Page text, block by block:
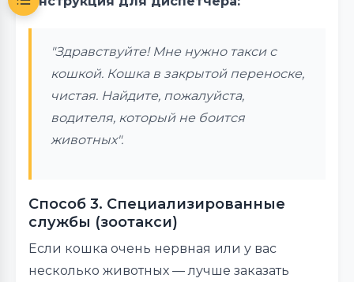
"Здравствуйте! Мне нужно такси с
кошкой. Кошка в закрытой переноске,
чистая. Найдите, пожалуйста,
водителя, который не боится
животных".
Способ 3. Специализированные
службы (зоотакси)
Если кошка очень нервная или у вас
несколько животных — лучше заказать